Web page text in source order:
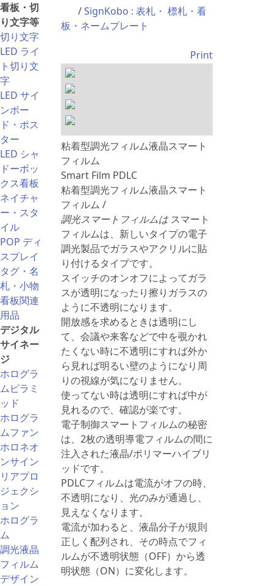
看板・切
り文字等
切り文字
LED ライ
ト切り文
字
LED サイ
ンボー
ド・ポス
ター
LED シャ
ドーボッ
クス看板
ネイチャ
ー・スタ
イル
POP ディ
スプレイ
タグ・名
札・小物
看板関連
用品
デジタル
サイネー
ジ
ホログラ
ムピラミ
ッド
ホログラ
ムファン
ホロネオ
ンサイン
リアプロ
ジェクシ
ョン
ホログラ
ム
調光液晶
フィルム
デザイン
/SignKobo : 表札・ 標札・看
板・ネームプレート
Print
粘着型調光フィルム液晶スマート
フィルム
Smart Film PDLC
粘着型調光フィルム液晶スマート
フィルム /
調光スマートフィルムはスマート
フィルムは、新しいタイプの電子
調光製品でガラスやアクリルに貼
り付けるタイプです。
スイッチのオンオフによってガラ
スが透明になったり擦りガラスの
ように不透明になります。
開放感を求めるときは透明にし
て、会議や来客などで中を覗かれ
たくない時に不透明にすれば外か
ら見れば明るい壁のようになり周
りの視線が気になりません。
使ってない時は透明にすれば中が
見れるので、確認が楽です。
電子制御スマートフィルムの秘密
は、2枚の透明導電フィルムの間に
注入された液晶/ポリマーハイブリ
ッドです。
PDLCフィルムは電流がオフの時、
不透明になり、光のみが通過し、
見えなくなります。
電流が加わると、液晶分子が規則
正しく配列され、その時点でフィ
ルムが不透明状態（OFF）から透
明状態（ON）に変化します。